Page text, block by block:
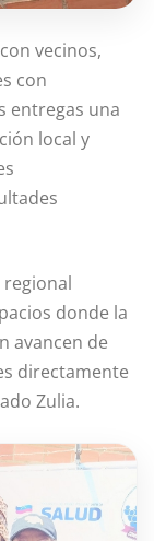
vecinos,
con
entregas una
local y
regional
donde la
avancen de
directamente
Zulia.